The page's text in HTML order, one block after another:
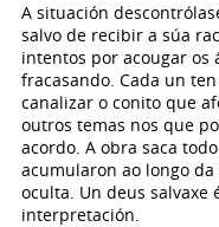
A situación
salvo de recibir a súa
intentos por acougar os
fracasando. Cada un
canalizar o conito que
outros temas nos que
acordo. A obra saca
acumularon ao longo da
oculta. Un deus
interpretación.